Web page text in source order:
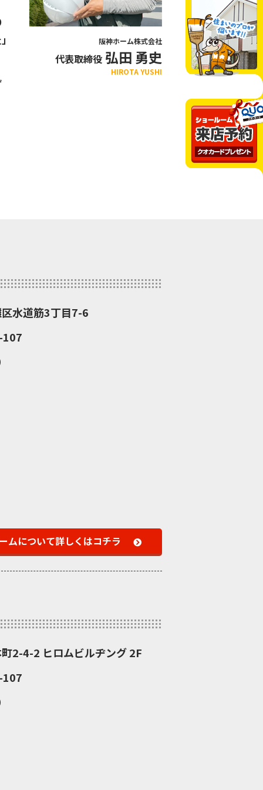
阪神ホーム株式会社
代表取締役 弘田 勇史
HIROTA YUSHI
水道筋3丁目7-6
107
ムについて詳しくはコチラ
2-4-2 ヒロムビルヂング 2F
107